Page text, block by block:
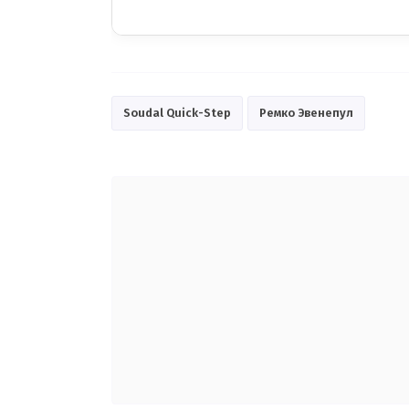
Soudal Quick-Step Ремко Эвенепул